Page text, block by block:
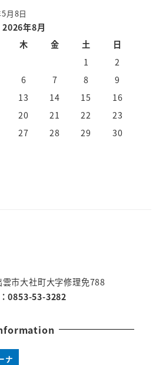
月8日
2026年8月
木 金 土
日
1
2
6 7 8
9
13 14 15
16
20 21 22
23
27 28 29
30
市大社町大字修理免788
0853-53-3282
ナ